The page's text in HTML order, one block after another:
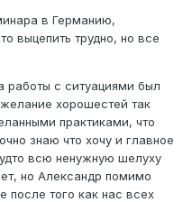
в Германию,
выцепить трудно, но все
работы с ситуациями был
хорошестей так
практиками, что
знаю что хочу и главное
всю ненужную шелуху
но Александр помимо
после того как нас всех